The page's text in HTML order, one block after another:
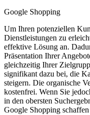
Google Shopping
Um Ihren potenziellen
Dienstleistungen zu
effektive Lösung an.
Präsentation Ihrer
gleichzeitig Ihrer
signifikant dazu bei, die
steigern. Die organische
kostenfrei. Wenn Sie
in den obersten
Google Shopping